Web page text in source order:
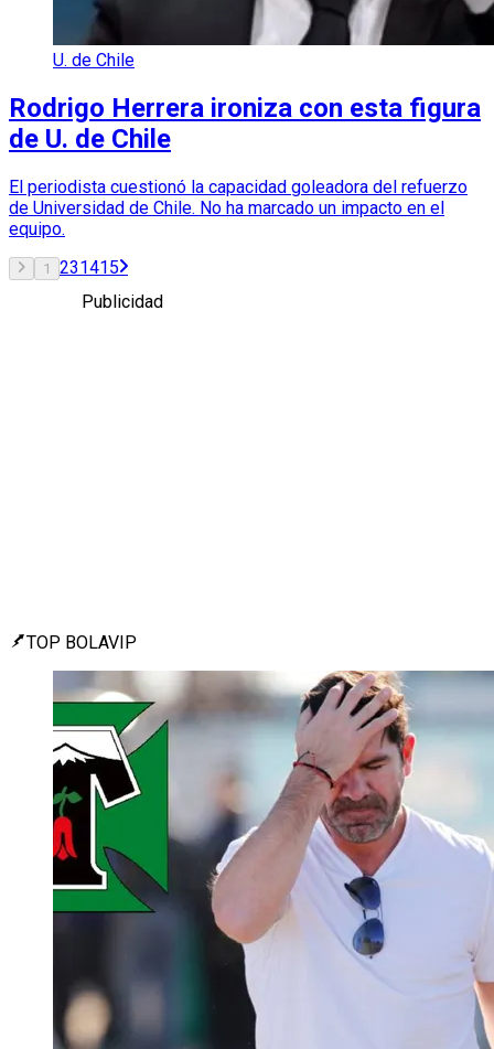
U. de Chile
Rodrigo Herrera ironiza con esta figura
de U. de Chile
El periodista cuestionó la capacidad goleadora del refuerzo
de Universidad de Chile. No ha marcado un impacto en el
equipo.
1 231415
Publicidad
TOP BOLAVIP